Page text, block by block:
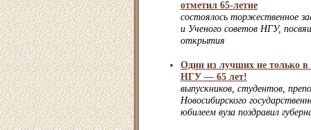
отметил 65-летие
состоялось торжественное
и Ученого советов НГУ,
открытия
Один из лучших не только
НГУ — 65 лет!
выпускников, студентов,
Новосибирского
юбилеем вуза поздравил